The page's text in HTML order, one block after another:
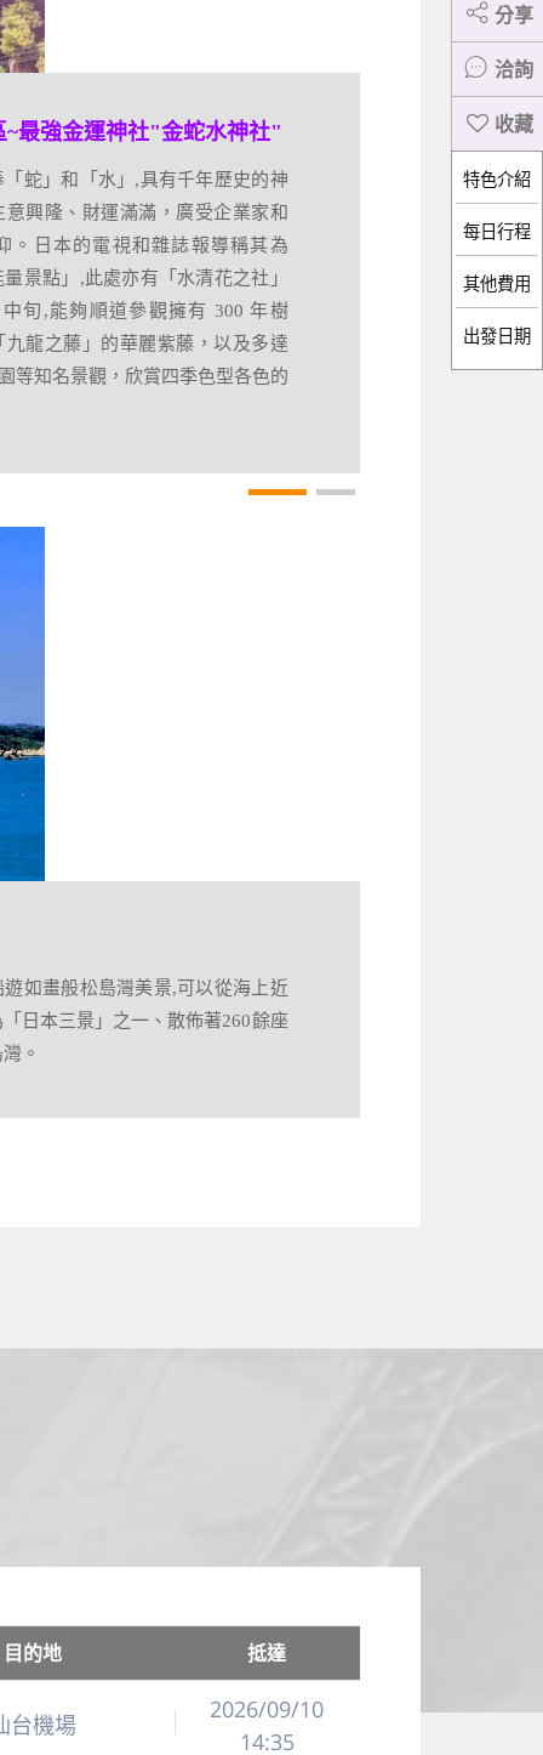
分享
洽詢
特色介紹
每日行程
出發日期
溫泉
擁有超過 500 年歷史的古老溫泉
風情的木造建築群和夢幻的雪景而
的懷舊旅館、瓦斯燈,古色古香的
~最強金運神社"金蛇水神社"
蛇」和「水」,具有千年歷史的神
意興隆、財運滿滿，廣受企業家和
。日本的電視和雜誌報導稱其為
景點」,此處亦有「水清花之社」
旬,能夠順道參觀擁有 300 年樹
九龍之藤」的華麗紫藤，以及多達
等知名景觀，欣賞四季色型各色的
如畫般松島灣美景,可以從海上近
日本三景」之一、散佈著260餘座
。
目的地 抵達
台機場
2026/09/10
14:35